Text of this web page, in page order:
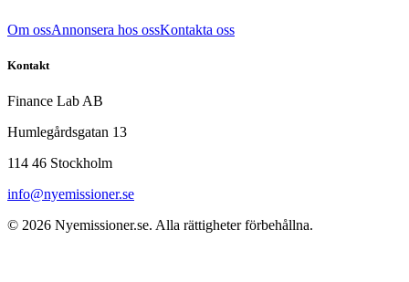
Om ossAnnonsera hos ossKontakta oss
Kontakt
Finance Lab AB
Humlegårdsgatan 13
114 46 Stockholm
info@nyemissioner.se
© 2026 Nyemissioner.se. Alla rättigheter förbehållna.